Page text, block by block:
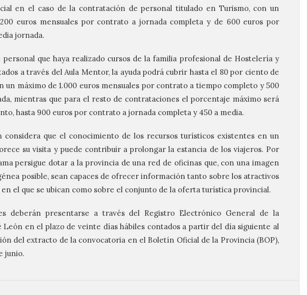
en el caso de la contratación de personal titulado en Turismo, con un
euros mensuales por contrato a jornada completa y de 600 euros por
jornada.
personal que haya realizado cursos de la familia profesional de Hostelería y
a través del Aula Mentor, la ayuda podrá cubrir hasta el 80 por ciento de
un máximo de 1.000 euros mensuales por contrato a tiempo completo y 500
mientras que para el resto de contrataciones el porcentaje máximo será
hasta 900 euros por contrato a jornada completa y 450 a media.
considera que el conocimiento de los recursos turísticos existentes en un
su visita y puede contribuir a prolongar la estancia de los viajeros. Por
persigue dotar a la provincia de una red de oficinas que, con una imagen
posible, sean capaces de ofrecer información tanto sobre los atractivos
el que se ubican como sobre el conjunto de la oferta turística provincial.
deberán presentarse a través del Registro Electrónico General de la
León en el plazo de veinte días hábiles contados a partir del día siguiente al
del extracto de la convocatoria en el Boletín Oficial de la Provincia (BOP),
junio.